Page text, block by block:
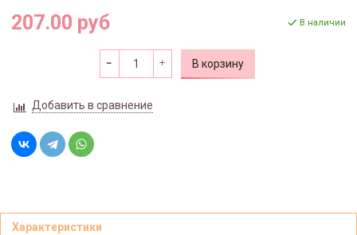
207.00 руб В наличии
В корзину
Добавить в сравнение
Характеристики